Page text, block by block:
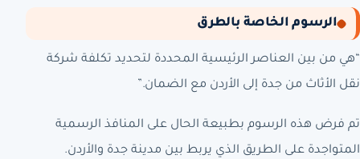
الرسوم الخاصة بالطرق
“هي من بين العناصر الرئيسية المحددة لتحديد تكلفة شركة
نقل الأثاث من جدة إلى الأردن مع الضمان.”
تم فرض هذه الرسوم بطبيعة الحال على المنافذ الرسمية
المتواجدة على الطريق الذي يربط بين مدينة جدة والأردن.